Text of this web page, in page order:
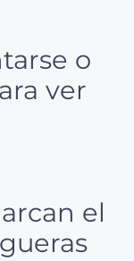
o
ver
el